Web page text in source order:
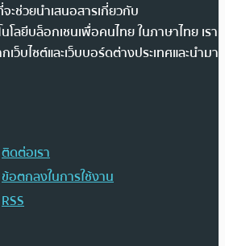
ะช่วยนำเสนอสารเกี่ยวกับ
โลยีบล็อกเชนเพื่อคนไทย ในภาษาไทย เรา
บไซต์และเว็บบอร์ดต่างประเทศและนำมา
ติดต่อเรา
ข้อตกลงในการใช้งาน
RSS